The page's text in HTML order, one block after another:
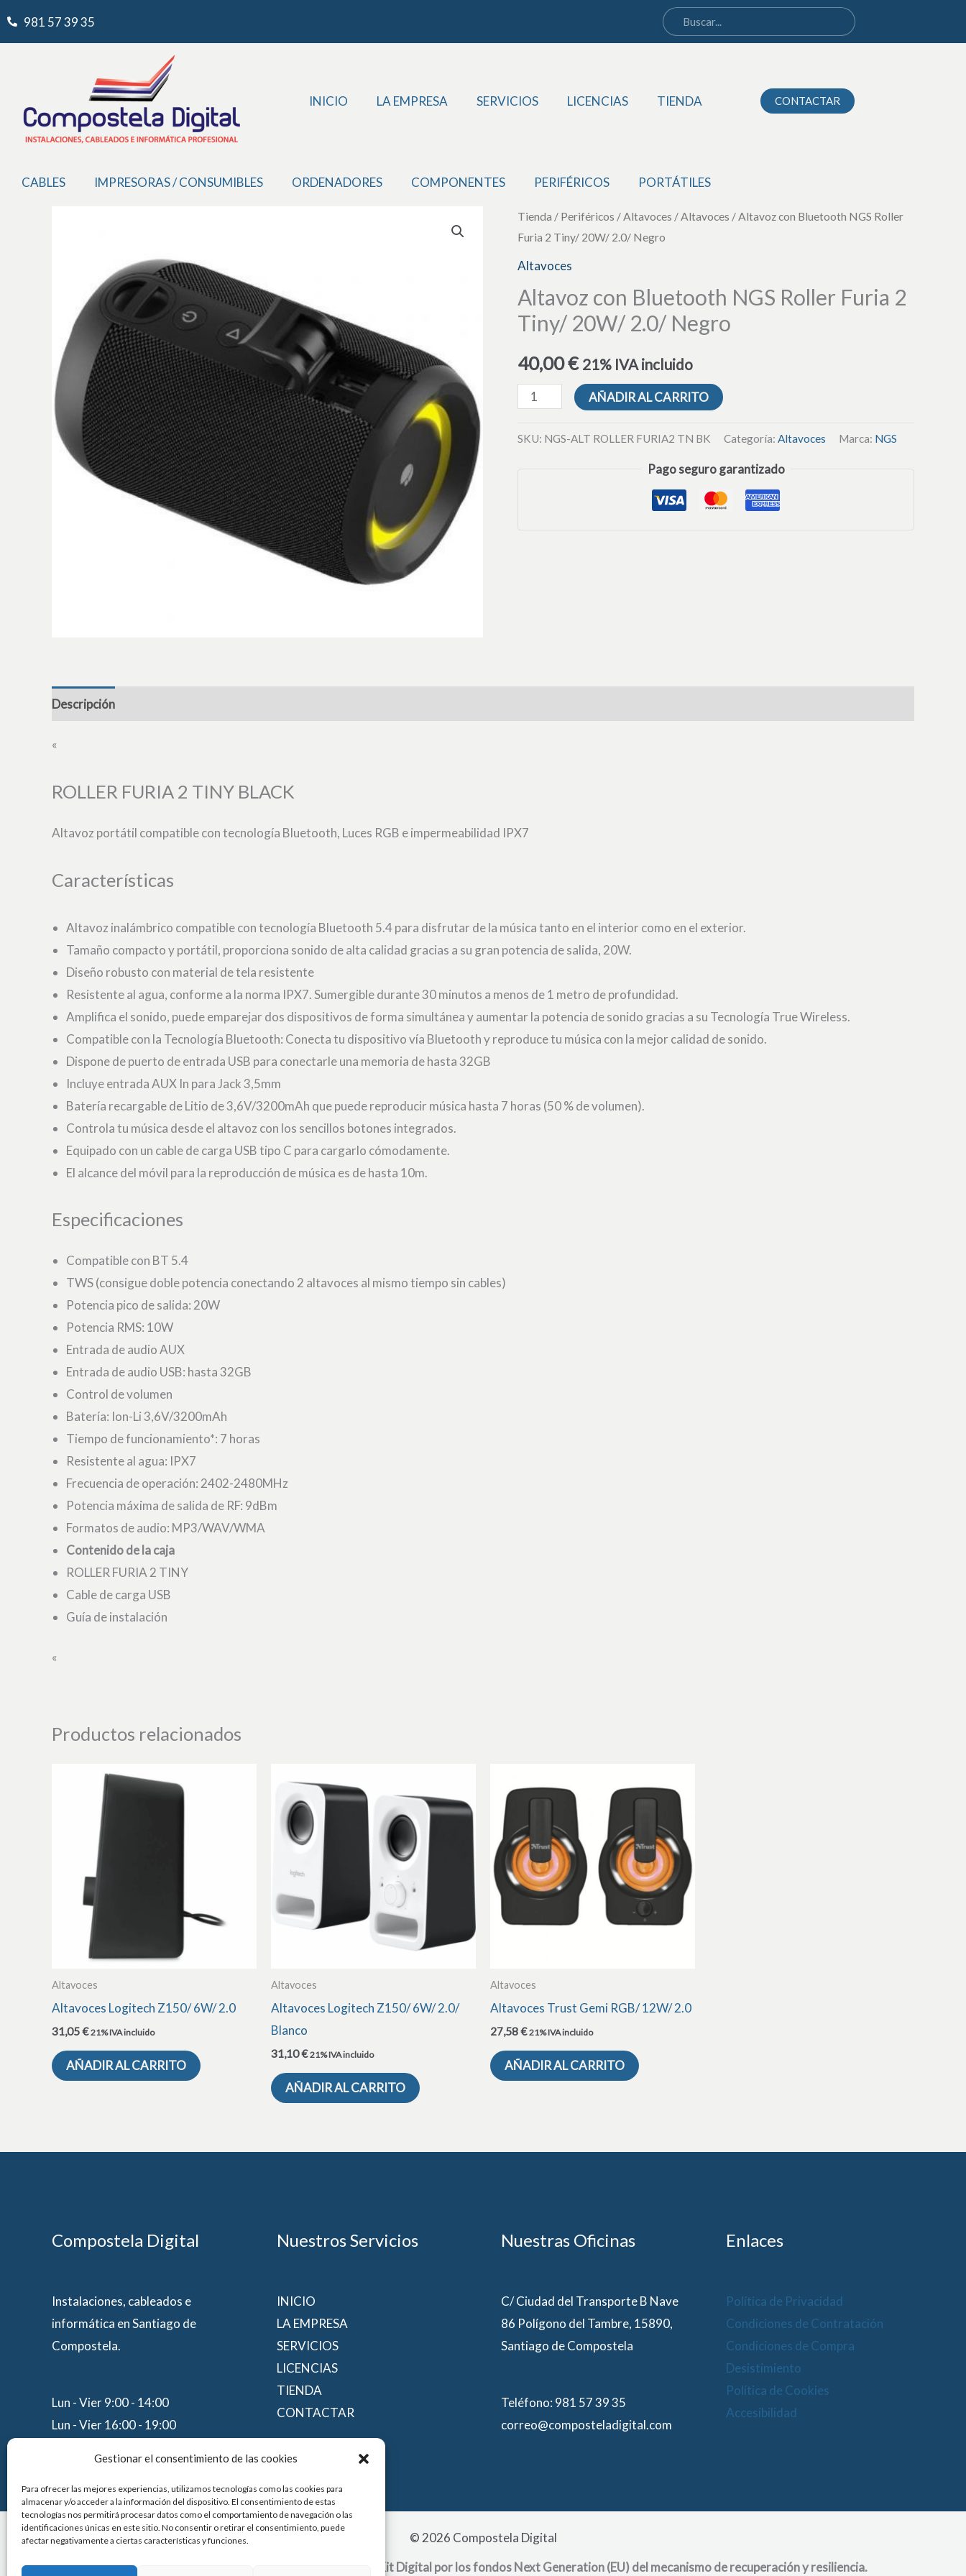
Gestionar el consentimiento de las cookies
Para ofrecer las mejores experiencias, utilizamos tecnologías como las cookies para
almacenar y/o acceder a la información del dispositivo. El consentimiento de estas
tecnologías nos permitirá procesar datos como el comportamiento de navegación o las
identificaciones únicas en este sitio. No consentir o retirar el consentimiento, puede
afectar negativamente a ciertas características y funciones.
981 57 39 35
INICIO LA EMPRESA SERVICIOS LICENCIAS TIENDA CONTACTAR
CABLES IMPRESORAS / CONSUMIBLES ORDENADORES COMPONENTES PERIFÉRICOS PORTÁTILES
Tienda / Periféricos /Altavoces /Altavoces / Altavoz con Bluetooth NGS Roller
Furia 2 Tiny/ 20W/ 2.0/ Negro
Altavoces
Altavoz con Bluetooth NGS Roller Furia 2
Tiny/ 20W/ 2.0/ Negro
40,00€ 21% IVA incluido
Altavoz
con
Bluetooth
Roller
Furia
Tiny/
20W/
Negro
AÑADIR AL CARRITO
SKU: NGS-ALT ROLLER FURIA2 TN BK Categoría: Altavoces Marca: NGS
Pago seguro garantizado
Descripción
«
ROLLER FURIA 2 TINY BLACK
Altavoz portátil compatible con tecnología Bluetooth, Luces RGB e impermeabilidad IPX7
Características
Altavoz inalámbrico compatible con tecnología Bluetooth 5.4 para disfrutar de la música tanto en el interior como en el exterior.
Tamaño compacto y portátil, proporciona sonido de alta calidad gracias a su gran potencia de salida, 20W.
Diseño robusto con material de tela resistente
Resistente al agua, conforme a la norma IPX7. Sumergible durante 30 minutos a menos de 1 metro de profundidad.
Amplifica el sonido, puede emparejar dos dispositivos de forma simultánea y aumentar la potencia de sonido gracias a su Tecnología True Wireless.
Compatible con la Tecnología Bluetooth: Conecta tu dispositivo vía Bluetooth y reproduce tu música con la mejor calidad de sonido.
Dispone de puerto de entrada USB para conectarle una memoria de hasta 32GB
Incluye entrada AUX In para Jack 3,5mm
Batería recargable de Litio de 3,6V/3200mAh que puede reproducir música hasta 7 horas (50 % de volumen).
Controla tu música desde el altavoz con los sencillos botones integrados.
Equipado con un cable de carga USB tipo C para cargarlo cómodamente.
El alcance del móvil para la reproducción de música es de hasta 10m.
Especificaciones
Compatible con BT 5.4
TWS (consigue doble potencia conectando 2 altavoces al mismo tiempo sin cables)
Potencia pico de salida: 20W
Potencia RMS: 10W
Entrada de audio AUX
Entrada de audio USB: hasta 32GB
Control de volumen
Batería: Ion-Li 3,6V/3200mAh
Tiempo de funcionamiento*: 7 horas
Resistente al agua: IPX7
Frecuencia de operación: 2402-2480MHz
Potencia máxima de salida de RF: 9dBm
Formatos de audio: MP3/WAV/WMA
Contenido de la caja
ROLLER FURIA 2 TINY
Cable de carga USB
Guía de instalación
«
Productos relacionados
Altavoces
Altavoces Logitech Z150/ 6W/ 2.0
31,05€ 21% IVA incluido
AÑADIR AL CARRITO
Altavoces
Altavoces Logitech Z150/ 6W/ 2.0/
Blanco
31,10€ 21% IVA incluido
AÑADIR AL CARRITO
Altavoces
Altavoces Trust Gemi RGB/ 12W/ 2.0
27,58€ 21% IVA incluido
AÑADIR AL CARRITO
Compostela Digital
Instalaciones, cableados e
informática en Santiago de
Compostela.
Lun - Vier 9:00 - 14:00
Lun - Vier 16:00 - 19:00
Nuestros Servicios
INICIO
LA EMPRESA
SERVICIOS
LICENCIAS
TIENDA
CONTACTAR
Nuestras Oficinas
C/ Ciudad del Transporte B Nave
86 Polígono del Tambre, 15890,
Santiago de Compostela
Teléfono: 981 57 39 35
correo@composteladigital.com
Enlaces
Política de Privacidad
Condiciones de Contratación
Condiciones de Compra
Desistimiento
Política de Cookies
Accesibilidad
© 2026 Compostela Digital
Financiado por la Unión Europea con el programa de Kit Digital por los fondos Next Generation (EU) del mecanismo de recuperación y resiliencia.
Bluetooth
NGS
Negro